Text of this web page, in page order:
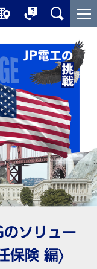
ソリュー
保険 編〉